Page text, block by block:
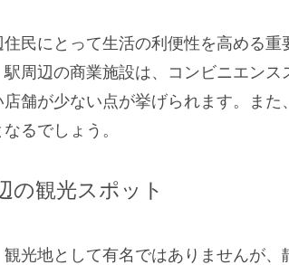
民にとって生活の利便性を高める
駅周辺の商業施設は、コンビニエン
店舗が少ない点が挙げられます。ま
るでしょう。
の観光スポット
光地として有名ではありませんが